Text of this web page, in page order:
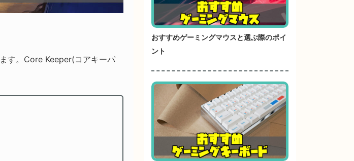
ます。Core Keeper(コアキーパ
おすすめゲーミングマウスと選ぶ際のポイ
ント